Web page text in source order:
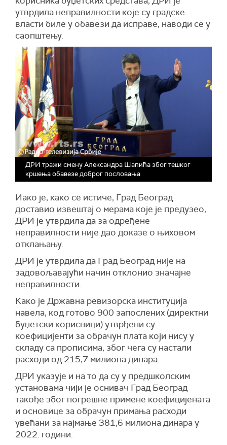
утврдила неправилности које су градске
власти биле у обавези да исправе, наводи се у
саопштењу.
ДРИ тражи смену Александра Шапића због тешког
кршења обавезе доброг пословања
Иако је, како се истиче, Град Београд
доставио извештај о мерама које је предузео,
ДРИ је утврдила да за одређене
неправилности није дао доказе о њиховом
отклањању.
ДРИ је утврдила да Град Београд није на
задовољавајући начин отклонио значајне
неправилности.
Како је Државна ревизорска институција
навела, код готово 900 запослених (директни
буџетски корисници) утврђени су
коефицијенти за обрачун плата који нису у
складу са прописима, због чега су настали
расходи од 215,7 милиона динара.
ДРИ указује и на то да су у предшколским
установама чији је оснивач Град Београд
такође због погрешне примене коефицијената
и основице за обрачун примања расходи
увећани за најмање 381,6 милиона динара у
2022. години.